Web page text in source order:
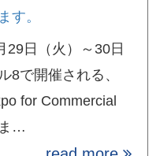
す。
29日（火）～30日
8で開催される、
for Commercial
…